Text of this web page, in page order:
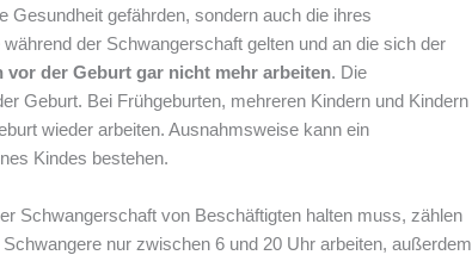
Gesundheit gefährden, sondern auch die ihres
während der Schwangerschaft gelten und an die sich der
vor der Geburt gar nicht mehr arbeiten. Die
Geburt. Bei Frühgeburten, mehreren Kindern und Kindern
wieder arbeiten. Ausnahmsweise kann ein
Kindes bestehen.
Schwangerschaft von Beschäftigten halten muss, zählen
nur zwischen 6 und 20 Uhr arbeiten, außerdem